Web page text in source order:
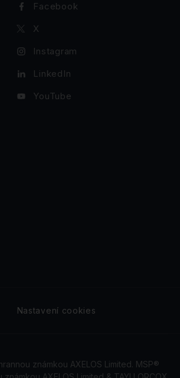
Facebook
X
Instagram
LinkedIn
YouTube
Nastavení cookies
známkou AXELOS Limited. MSP®